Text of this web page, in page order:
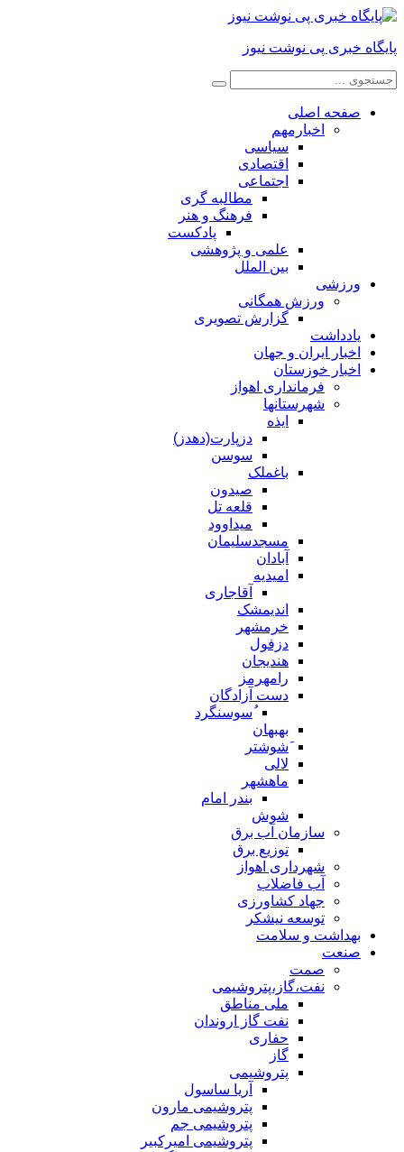
پایگاه خبری پی نوشت نیوز
صفحه اصلی
اخبارمهم
سیاسی
اقتصادی
اجتماعی
مطالبه گری
فرهنگ و هنر
پادکست
علمی و پژوهشی
بین الملل
ورزشی
ورزش همگانی
گزارش تصویری
یادداشت
اخبار ایران و جهان
اخبار خوزستان
فرمانداری اهواز
شهرستانها
ایذه
دزپارت(دهدز)
سوسن
باغملک
صیدون
قلعه تل
میداوود
مسجدسلیمان
آبادان
امیدیه
آقاجاری
اندیمشک
خرمشهر
دزفول
هندیجان
رامهرمز
دست آزادگان
ُسوسنگرد
بهبهان
َشوشتر
لالی
ماهشهر
بندر امام
شوش
سازمان آب برق
توزیع برق
شهرداری اهواز
آب فاضلاب
جهاد کشاورزی
توسعه نیشکر
بهداشت و سلامت
صنعت
صمت
نفت،گاز،پتروشیمی
ملی مناطق
نفت گاز اروندان
حفاری
گاز
پتروشیمی
آریا ساسول
پتروشیمی مارون
پتروشیمی جم
پتروشیمی امیرکبیر